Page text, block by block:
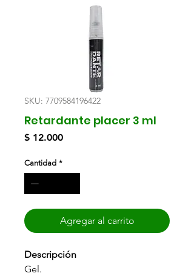
SKU: 7709584196422
Retardante placer 3 ml
$ 12.000Precio
Cantidad *
Agregar al carrito
Descripción
Gel.